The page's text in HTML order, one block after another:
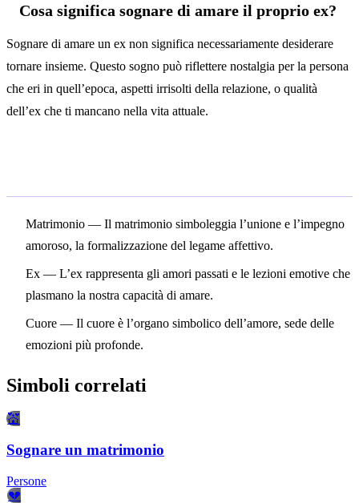
Cosa significa sognare di amare il proprio ex?
Sognare di amare un ex non significa necessariamente desiderare
tornare insieme. Questo sogno può riflettere nostalgia per la persona
che eri in quell’epoca, aspetti irrisolti della relazione, o qualità
dell’ex che ti mancano nella vita attuale.
Matrimonio — Il matrimonio simboleggia l’unione e l’impegno
amoroso, la formalizzazione del legame affettivo.
Ex — L’ex rappresenta gli amori passati e le lezioni emotive che
plasmano la nostra capacità di amare.
Cuore — Il cuore è l’organo simbolico dell’amore, sede delle
emozioni più profonde.
Simboli correlati
💒
Sognare un matrimonio
Persone
💔